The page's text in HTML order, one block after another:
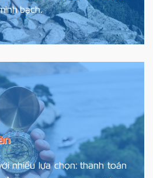
bạch.
nhiều lựa chọn: thanh toán